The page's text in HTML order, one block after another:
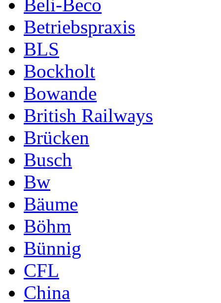
Beli-Beco
Betriebspraxis
BLS
Bockholt
Bowande
British Railways
Brücken
Busch
Bw
Bäume
Böhm
Bünnig
CFL
China